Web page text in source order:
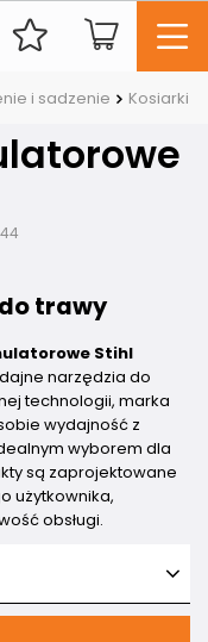
i sadzenie Kosiarki
44
trawy
Stihl
narzędzia do
technologii, marka
wydajność z
wyborem dla
są zaprojektowane
użytkownika,
obsługi.